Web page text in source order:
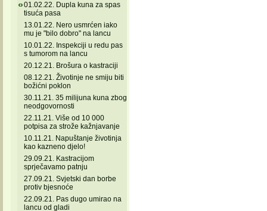
01.02.22. Dupla kuna za spas
tisuća pasa
13.01.22. Nero usmrćen iako
mu je "bilo dobro" na lancu
10.01.22. Inspekciji u redu pas
s tumorom na lancu
20.12.21. Brošura o kastraciji
08.12.21. Životinje ne smiju biti
božićni poklon
30.11.21. 35 milijuna kuna zbog
neodgovornosti
22.11.21. Više od 10 000
potpisa za strože kažnjavanje
10.11.21. Napuštanje životinja
kao kazneno djelo!
29.09.21. Kastracijom
sprječavamo patnju
27.09.21. Svjetski dan borbe
protiv bjesnoće
22.09.21. Pas dugo umirao na
lancu od gladi